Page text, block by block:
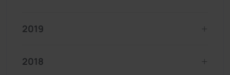
2019
2018